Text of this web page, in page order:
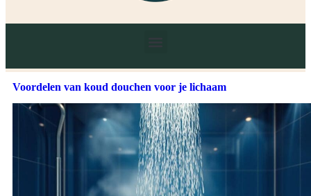
Voordelen van koud douchen voor je lichaam